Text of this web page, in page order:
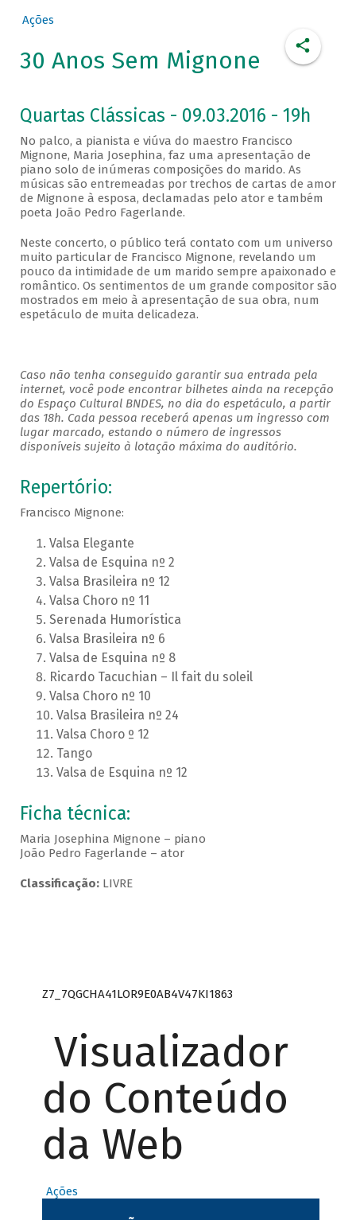
Ações
30 Anos Sem Mignone
Quartas Clássicas - 09.03.2016 - 19h
No palco, a pianista e viúva do maestro Francisco
Mignone, Maria Josephina, faz uma apresentação de
piano solo de inúmeras composições do marido. As
músicas são entremeadas por trechos de cartas de amor
de Mignone à esposa, declamadas pelo ator e também
poeta João Pedro Fagerlande.
Neste concerto, o público terá contato com um universo
muito particular de Francisco Mignone, revelando um
pouco da intimidade de um marido sempre apaixonado e
romântico. Os sentimentos de um grande compositor são
mostrados em meio à apresentação de sua obra, num
espetáculo de muita delicadeza.
Caso não tenha conseguido garantir sua entrada pela
internet, você pode encontrar bilhetes ainda na recepção
do Espaço Cultural BNDES, no dia do espetáculo, a partir
das 18h. Cada pessoa receberá apenas um ingresso com
lugar marcado, estando o número de ingressos
disponíveis sujeito à lotação máxima do auditório.
Repertório:
Francisco Mignone:
Valsa Elegante
Valsa de Esquina nº 2
Valsa Brasileira nº 12
Valsa Choro nº 11
Serenada Humorística
Valsa Brasileira nº 6
Valsa de Esquina nº 8
Ricardo Tacuchian – Il fait du soleil
Valsa Choro nº 10
Valsa Brasileira nº 24
Valsa Choro º 12
Tango
Valsa de Esquina nº 12
Ficha técnica:
Maria Josephina Mignone – piano
João Pedro Fagerlande – ator
Classificação:LIVRE
Z7_7QGCHA41LOR9E0AB4V47KI1863
Visualizador
do Conteúdo
da Web
Ações